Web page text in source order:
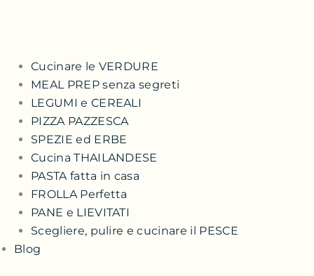
Cucinare le VERDURE
MEAL PREP senza segreti
LEGUMI e CEREALI
PIZZA PAZZESCA
SPEZIE ed ERBE
Cucina THAILANDESE
PASTA fatta in casa
FROLLA Perfetta
PANE e LIEVITATI
Scegliere, pulire e cucinare il PESCE
Blog